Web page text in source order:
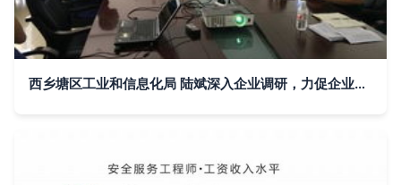
西乡塘区工业和信息化局 陆斌深入企业调研，力促企业转型升级与市场调研服务